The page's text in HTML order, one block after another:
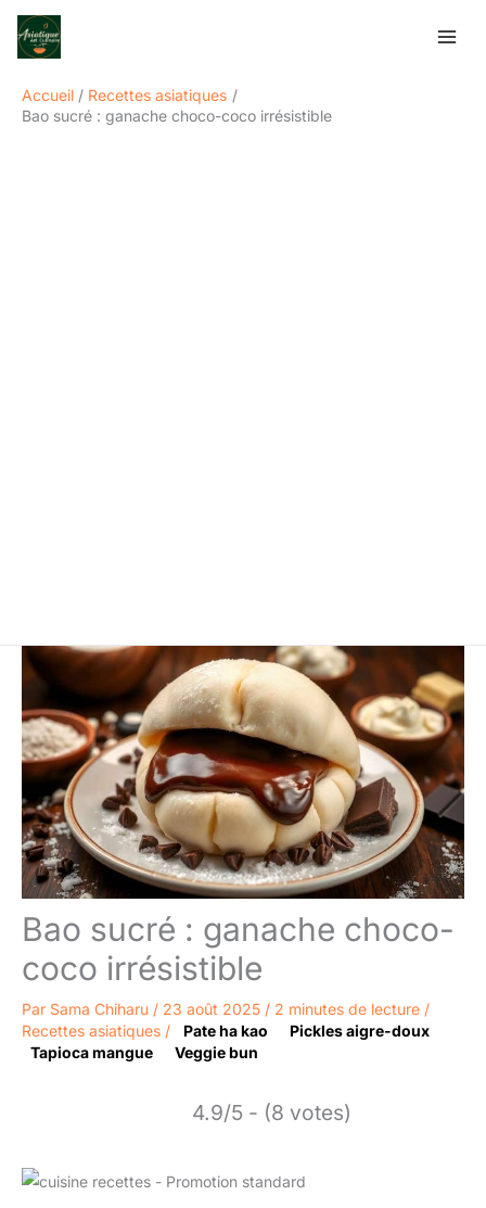
Aller
Accueil
Recettes asiatiques
Bao sucré : ganache choco-coco irrésistible
Bao sucré : ganache choco-
coco irrésistible
Par Sama Chiharu / 23 août 2025 / 2 minutes de lecture /
Recettes asiatiques / Pate ha kao
Pickles aigre-doux
Tapioca mangue
Veggie bun
4.9/5 - (8 votes)
Rechercher